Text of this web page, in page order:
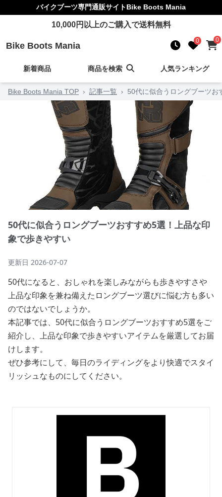
バイクブーツ専門通販サイトBike Boots Mania
10,000円以上のご購入で送料無料
Bike Boots Mania 0 0
新着商品 商品を検索 人気ランキング
Bike Boots Mania TOP › 記事一覧 › 50代に似合うロングブーツ
50代に似合うロングブーツおすすめ5選！上品な印
象で歩きやすい
更新日 2026-07-07
50代になると、おしゃれを楽しみながらも歩きやすさや
上品な印象を兼ね備えたロングブーツ選びに悩む方も多い
のではないでしょうか。
本記事では、50代に似合うロングブーツおすすめ5選をご
紹介し、上品な印象で歩きやすいアイテムを厳選してお届
けします。
ぜひ参考にして、毎日のライディングをより快適でスタイ
リッシュなものにしてください。